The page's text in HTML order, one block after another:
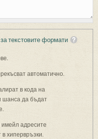
текстовите формати
автоматично.
в кода на
шанса да бъдат
адресите
хипервръзки.